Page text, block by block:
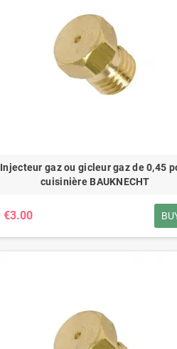
Injecteur gaz ou gicleur gaz de 0,45
cuisinière BAUKNECHT
€3.00